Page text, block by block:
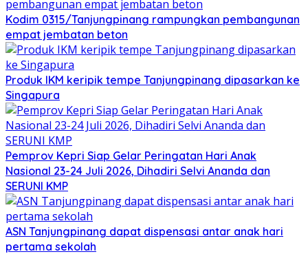
Kodim 0315/Tanjungpinang rampungkan pembangunan
empat jembatan beton
Produk IKM keripik tempe Tanjungpinang dipasarkan ke
Singapura
Pemprov Kepri Siap Gelar Peringatan Hari Anak
Nasional 23-24 Juli 2026, Dihadiri Selvi Ananda dan
SERUNI KMP
ASN Tanjungpinang dapat dispensasi antar anak hari
pertama sekolah